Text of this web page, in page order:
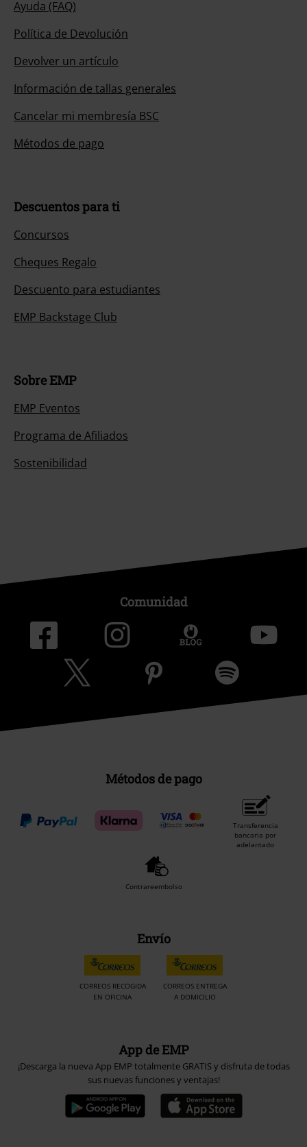
Ayuda (FAQ)
Política de Devolución
Devolver un artículo
Información de tallas generales
Cancelar mi membresía BSC
Métodos de pago
Descuentos para ti
Concursos
Cheques Regalo
Descuento para estudiantes
EMP Backstage Club
Sobre EMP
EMP Eventos
Programa de Afiliados
Sostenibilidad
Comunidad
Métodos de pago
Transferencia
bancaria por
adelantado
Contrareembolso
Envío
CORREOS RECOGIDA
EN OFICINA
CORREOS ENTREGA
A DOMICILIO
App de EMP
¡Descarga la nueva App EMP totalmente GRATIS y disfruta de todas
sus nuevas funciones y ventajas!